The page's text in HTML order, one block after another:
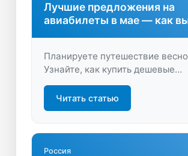
Лучшие предложения на
авиабилеты в мае — как
Планируете путешествие
Узнайте, как купить дешевые
перелете и выбрать
направления. Советы по
Читать статью
Россия